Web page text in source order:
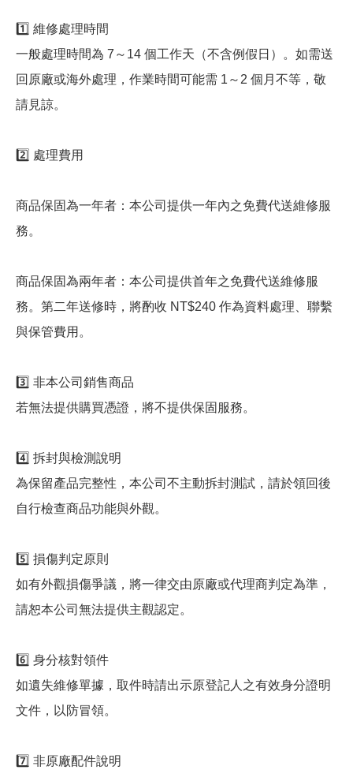
1️⃣ 維修處理時間
一般處理時間為 7～14 個工作天（不含例假日）。如需送
回原廠或海外處理，作業時間可能需 1～2 個月不等，敬
請見諒。
2️⃣ 處理費用
商品保固為一年者：本公司提供一年內之免費代送維修服
務。
商品保固為兩年者：本公司提供首年之免費代送維修服
務。第二年送修時，將酌收 NT$240 作為資料處理、聯繫
與保管費用。
3️⃣ 非本公司銷售商品
若無法提供購買憑證，將不提供保固服務。
4️⃣ 拆封與檢測說明
為保留產品完整性，本公司不主動拆封測試，請於領回後
自行檢查商品功能與外觀。
5️⃣ 損傷判定原則
如有外觀損傷爭議，將一律交由原廠或代理商判定為準，
請恕本公司無法提供主觀認定。
6️⃣ 身分核對領件
如遺失維修單據，取件時請出示原登記人之有效身分證明
文件，以防冒領。
7️⃣ 非原廠配件說明